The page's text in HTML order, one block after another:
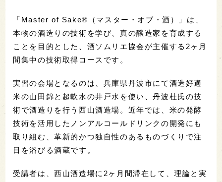
「Master of Sake®（マスター・オブ・酒）」は、
本物の酒造りの技術を学び、真の醸造家を育成する
ことを目的とした、酒ソムリエ協会が主催する2ヶ月
間集中の技術取得コースです。
実習の会場となるのは、兵庫県丹波市にて酒造好適
米の山田錦と超軟水の井戸水を使い、丹波杜氏の技
術で酒造りを行う西山酒造場。近年では、米の発酵
技術を活用したノンアルコールドリンクの開発にも
取り組む、革新的かつ独自性のあるものづくりで注
目を浴びる酒蔵です。
受講者は、西山酒造場に2ヶ月間滞在して、理論と実